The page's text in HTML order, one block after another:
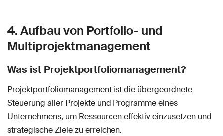
4. Aufbau von Portfolio- und
Multiprojektmanagement
Was ist Projektportfoliomanagement?
Projektportfoliomanagement ist die übergeordnete
Steuerung aller Projekte und Programme eines
Unternehmens, um Ressourcen effektiv einzusetzen und
strategische Ziele zu erreichen.